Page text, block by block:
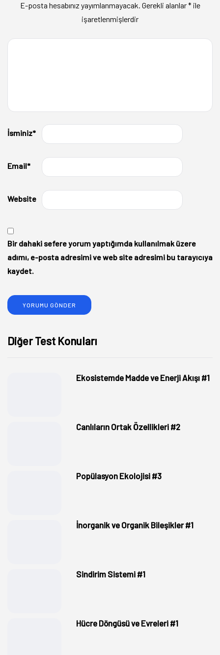
E-posta hesabınız yayımlanmayacak. Gerekli alanlar*ile
işaretlenmişlerdir
İsminiz*
Email*
Website
Bir dahaki sefere yorum yaptığımda kullanılmak üzere
adımı, e-posta adresimi ve web site adresimi bu tarayıcıya
kaydet.
Diğer Test Konuları
Ekosistemde Madde ve Enerji Akışı #1
Canlıların Ortak Özellikleri #2
Popülasyon Ekolojisi #3
İnorganik ve Organik Bileşikler #1
Sindirim Sistemi #1
Hücre Döngüsü ve Evreleri #1